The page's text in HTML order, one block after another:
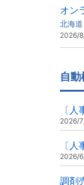
オン
北海
2026/
自動
〔
2026/
〔
2026/
調剤